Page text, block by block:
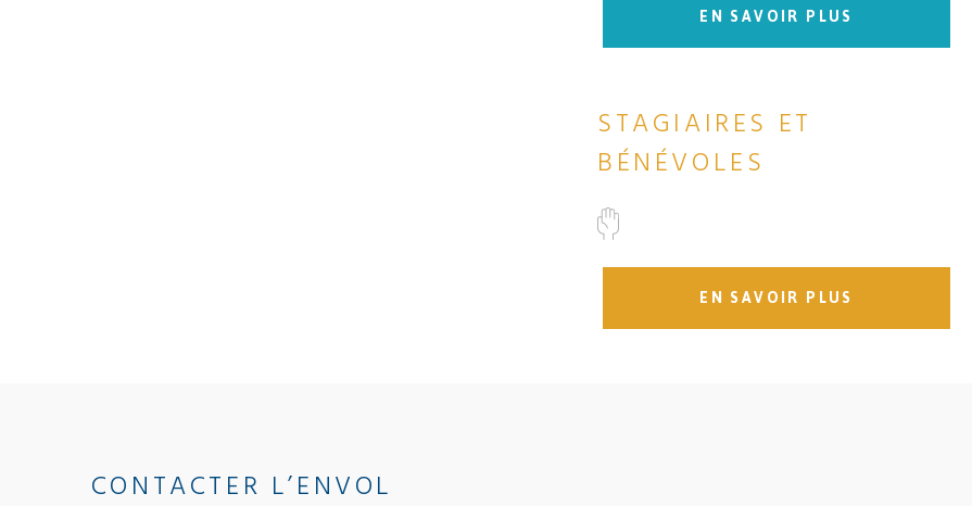
EN SAVOIR PLUS
STAGIAIRES ET
BÉNÉVOLES
EN SAVOIR PLUS
CONTACTER L’ENVOL